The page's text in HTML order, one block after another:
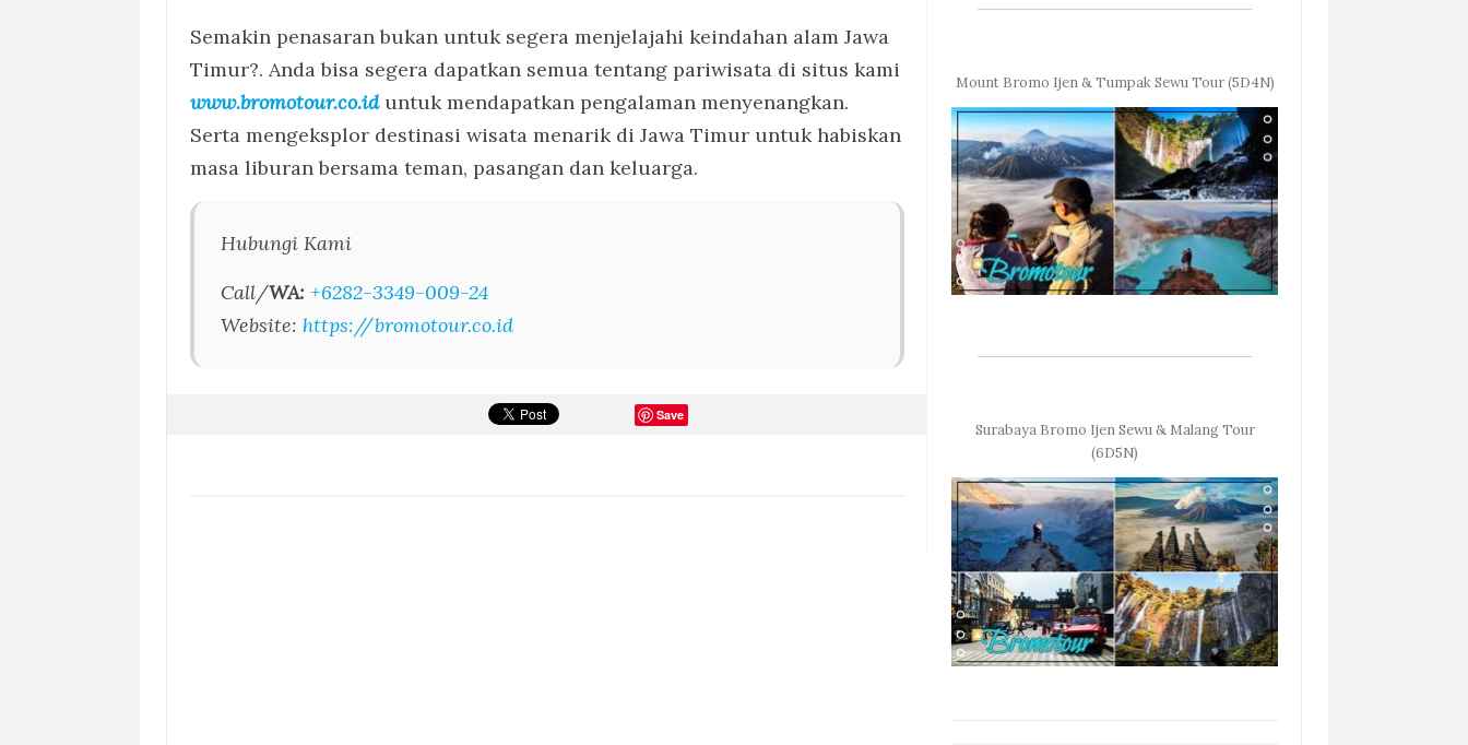
Semakin penasaran bukan untuk segera menjelajahi keindahan alam Jawa
Timur?. Anda bisa segera dapatkan semua tentang pariwisata di situs kami
www.bromotour.co.iduntuk mendapatkan pengalaman menyenangkan.
Serta mengeksplor destinasi wisata menarik di Jawa Timur untuk habiskan
masa liburan bersama teman, pasangan dan keluarga.
Hubungi Kami
Call/WA: +6282-3349-009-24
Website: https://bromotour.co.id
Save
Mount Bromo Ijen & Tumpak Sewu Tour (5D4N)
Surabaya Bromo Ijen Sewu & Malang Tour
(6D5N)